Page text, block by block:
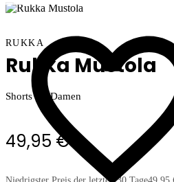
RUKKA
Rukka Mustola
Shorts für Damen
49,95 €